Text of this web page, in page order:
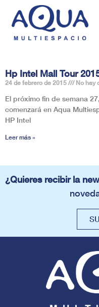
Hp Intel Mall Tour
24 de febrero de 2015 No hay
El próximo fin de semana
comenzará en Aqua
HP Intel
Leer más »
¿Quieres recibir la